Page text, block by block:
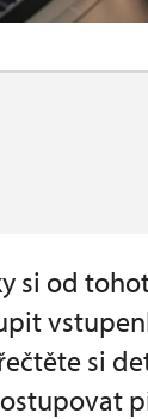
si od
si